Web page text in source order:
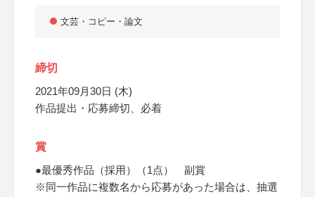
文芸・コピー・論文
締切
2021年09月30日 (木)
作品提出・応募締切、必着
賞
●最優秀作品（採用）（1点） 副賞
※同一作品に複数名から応募があった場合は、抽選